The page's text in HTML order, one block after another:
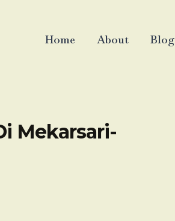
Home About Blog
Mekarsari-